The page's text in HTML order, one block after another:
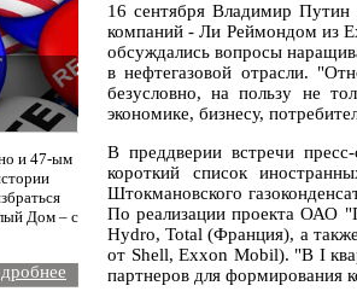
и 47-ым
Дом – с
16 сентября Владимир Путин
компаний - Ли Реймондом из
обсуждались вопросы
в нефтегазовой отрасли.
безусловно, на пользу не
экономике, бизнесу,
В преддверии встречи
короткий список
Штокмановского
По реализации проекта ОАО
Hydro, Total (Франция), а
от Shell, Exxon Mobil). "В I
партнеров для формирования